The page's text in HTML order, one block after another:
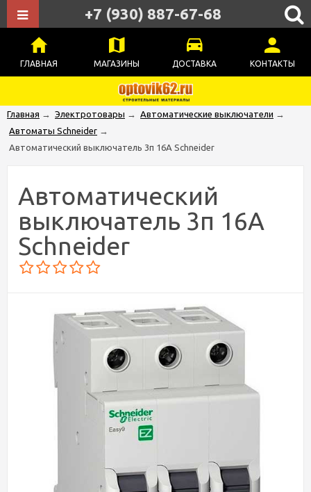
ГЛАВНАЯ МАГАЗИНЫ ДОСТАВКА КОНТАКТЫ
+7 (930) 887-67-68
Главная → Электротовары → Автоматические выключатели →
Автоматы Schneider →
Автоматический выключатель 3п 16А Schneider
Автоматический
выключатель 3п 16А
Schneider